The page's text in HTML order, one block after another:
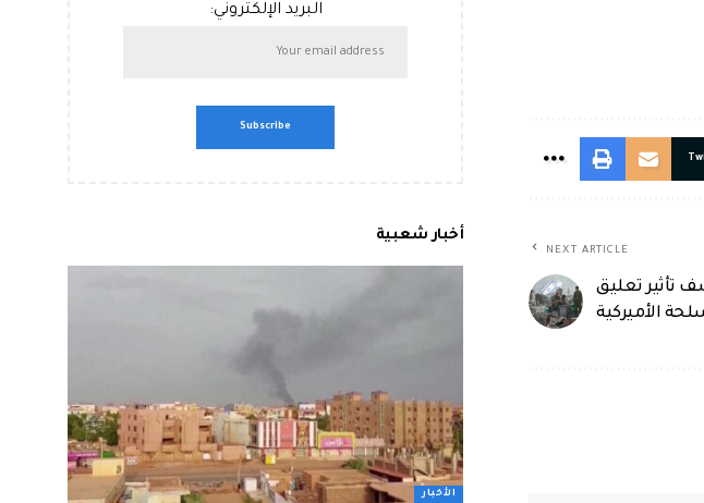
NEXT ARTICLE
تأثير تعليق
الأميركية
البريد الإلكتروني:
أخبار شعبية
الأخبار